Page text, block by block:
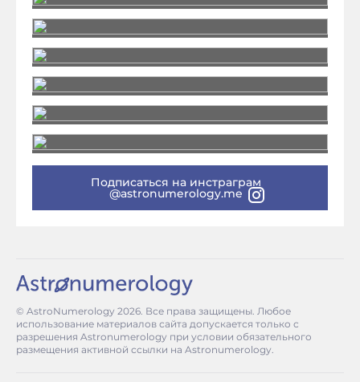
Подписаться на инстраграм
@astronumerology.me
© AstroNumerology 2026 . Все права защищены. Любое
использование материалов сайта допускается только с
разрешения Astronumerology при условии обязательного
размещения активной ссылки на Astronumerology.